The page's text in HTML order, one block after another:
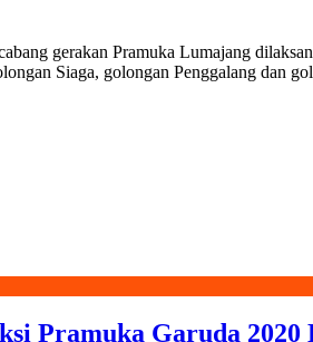
gerakan Pramuka Lumajang
Siaga, golongan Penggalang dan
Pramuka Garuda